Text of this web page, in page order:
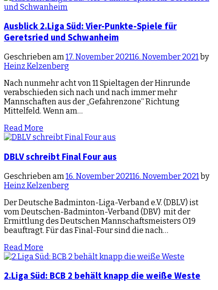
Ausblick 2.Liga Süd: Vier-Punkte-Spiele für
Geretsried und Schwanheim
Geschrieben am17. November 202116. November 2021 by
Heinz Kelzenberg
Nach nunmehr acht von 11 Spieltagen der Hinrunde
verabschieden sich nach und nach immer mehr
Mannschaften aus der „Gefahrenzone“ Richtung
Mittelfeld. Wenn am…
Read More
DBLV schreibt Final Four aus
Geschrieben am 16. November 202116. November 2021 by
Heinz Kelzenberg
Der Deutsche Badminton-Liga-Verband e.V. (DBLV) ist
vom Deutschen-Badminton-Verband (DBV) mit der
Ermittlung des Deutschen Mannschaftsmeisters O19
beauftragt. Für das Final-Four sind die nach…
Read More
2.Liga Süd: BCB 2 behält knapp die weiße Weste